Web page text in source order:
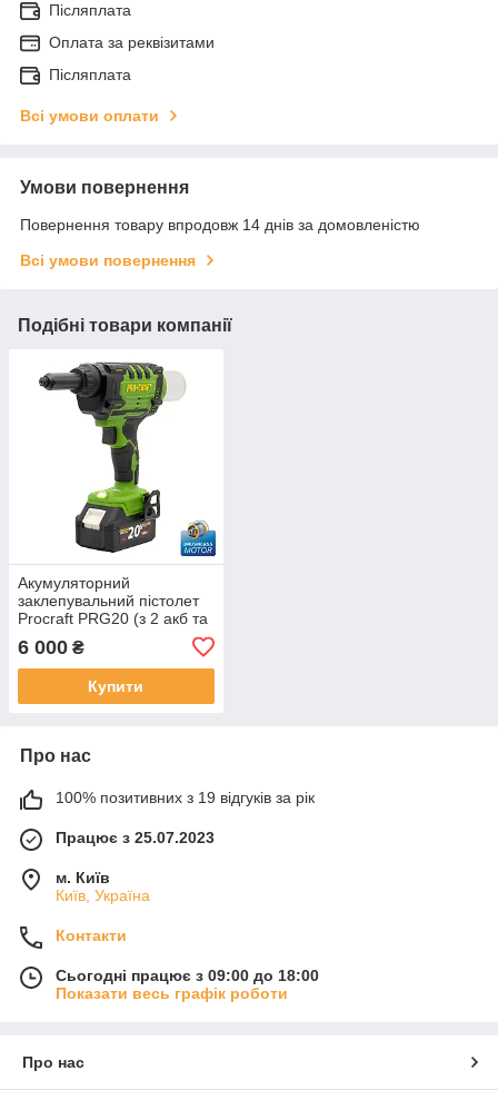
Післяплата
Оплата за реквізитами
Післяплата
Всі умови оплати
Умови повернення
Повернення товару впродовж 14 днів за домовленістю
Всі умови повернення
Подібні товари компанії
Акумуляторний
заклепувальний пістолет
Procraft PRG20 (з 2 акб та
6 000 ₴
Купити
Про нас
100% позитивних з 19 відгуків за рік
Працює з 25.07.2023
м. Київ
Київ, Україна
Контакти
Сьогодні працює з 09:00 до 18:00
Показати весь графік роботи
Про нас